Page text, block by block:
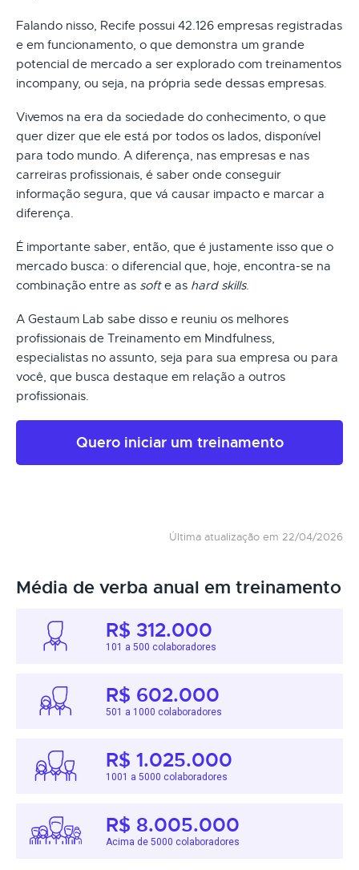
Falando nisso, Recife possui 42.126 empresas registradas
e em funcionamento, o que demonstra um grande
potencial de mercado a ser explorado com treinamentos
incompany, ou seja, na própria sede dessas empresas.
Vivemos na era da sociedade do conhecimento, o que
quer dizer que ele está por todos os lados, disponível
para todo mundo. A diferença, nas empresas e nas
carreiras profissionais, é saber onde conseguir
informação segura, que vá causar impacto e marcar a
diferença.
É importante saber, então, que é justamente isso que o
mercado busca: o diferencial que, hoje, encontra-se na
combinação entre as softe as hard skills.
A Gestaum Lab sabe disso e reuniu os melhores
profissionais de Treinamento em Mindfulness,
especialistas no assunto, seja para sua empresa ou para
você, que busca destaque em relação a outros
profissionais.
Quero iniciar um treinamento
Última atualização em 22/04/2026
Média de verba anual em treinamento
R$ 312.000
101 a 500 colaboradores
R$ 602.000
501 a 1000 colaboradores
R$ 1.025.000
1001 a 5000 colaboradores
R$ 8.005.000
Acima de 5000 colaboradores